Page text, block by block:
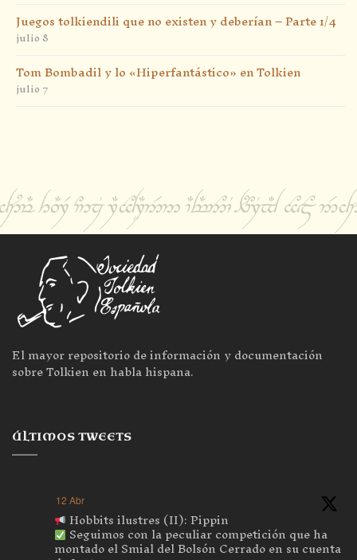
Juegos tolkiendili que no existen y deberían – Parte 1/4
julio 8
Tom Bombadil y lo «Hiperfantástico» en Tolkien
julio 7
El mayor repositorio de información y documentación
sobre Tolkien en habla hispana.
ÚLTIMOS TWEETS
12 Abr
Hobbits ilustres (II): Pippin
Seguimos con la peculiar competición que ha
montado el Smial del Bolsón Cerrado en su cuenta